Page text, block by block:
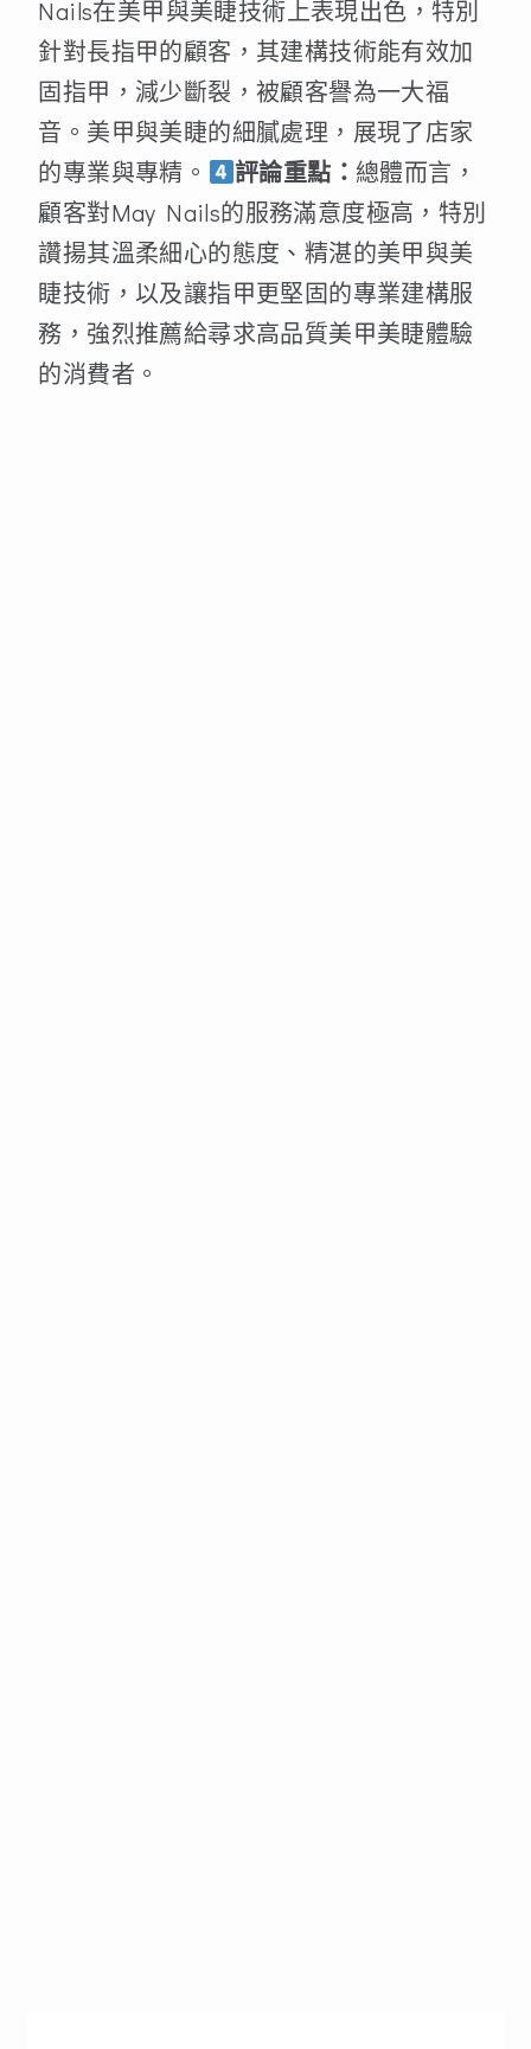
Nails在美甲與美睫技術上表現出色，特別
針對長指甲的顧客，其建構技術能有效加
固指甲，減少斷裂，被顧客譽為一大福
音。美甲與美睫的細膩處理，展現了店家
的專業與專精。
評論重點： 總體而言，
顧客對May Nails的服務滿意度極高，特別
讚揚其溫柔細心的態度、精湛的美甲與美
睫技術，以及讓指甲更堅固的專業建構服
務，強烈推薦給尋求高品質美甲美睫體驗
的消費者。